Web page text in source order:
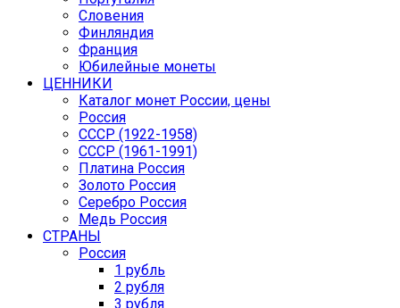
Словения
Финляндия
Франция
Юбилейные монеты
ЦЕННИКИ
Каталог монет России, цены
Россия
СССР (1922-1958)
CCCР (1961-1991)
Платина Россия
Золото Россия
Серебро Россия
Медь Россия
СТРАНЫ
Россия
1 рубль
2 рубля
3 рубля